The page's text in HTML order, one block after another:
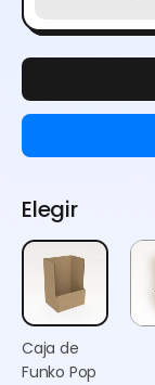
Elegir
Caja de
Funko Pop